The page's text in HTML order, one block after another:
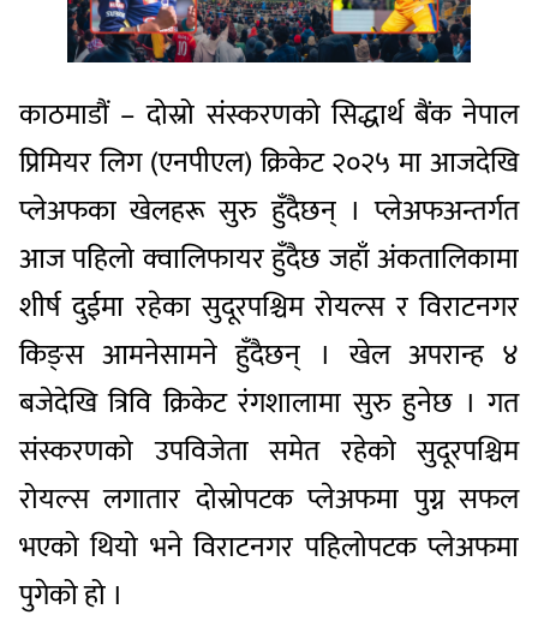
काठमाडौं – दोस्रो संस्करणको सिद्धार्थ बैंक नेपाल
प्रिमियर लिग (एनपीएल) क्रिकेट २०२५ मा आजदेखि
प्लेअफका खेलहरू सुरु हुँदैछन् । प्लेअफअन्तर्गत
आज पहिलो क्‍वालिफायर हुँदैछ जहाँ अंकतालिकामा
शीर्ष दुईमा रहेका सुदूरपश्चिम रोयल्स र विराटनगर
किङ्स आमनेसामने हुँदैछन् । खेल अपरान्ह ४
बजेदेखि त्रिवि क्रिकेट रंगशालामा सुरु हुनेछ । गत
संस्करणको उपविजेता समेत रहेको सुदूरपश्चिम
रोयल्स लगातार दोस्रोपटक प्लेअफमा पुग्न सफल
भएको थियो भने विराटनगर पहिलोपटक प्लेअफमा
पुगेको हो ।